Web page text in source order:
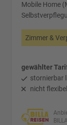
Mobile Home
Zimmer &
gewählter
stornierbar
nicht